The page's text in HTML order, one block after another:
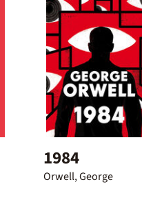
1984
Orwell, George